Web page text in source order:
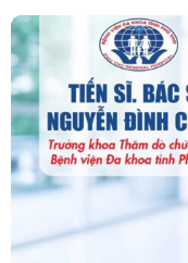
“Người Dẫn
Năng – Bệnh